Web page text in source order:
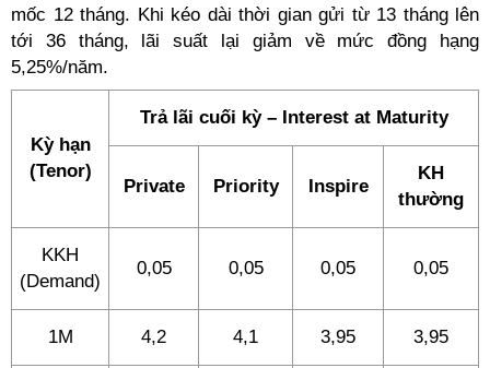
mốc 12 tháng. Khi kéo dài thời gian gửi từ 13 tháng lên
tới 36 tháng, lãi suất lại giảm về mức đồng hạng
5,25%/năm.
Kỳ hạn
(Tenor)
Trả lãi cuối kỳ – Interest at Maturity
Private Priority Inspire
KH
thường
KKH
(Demand)
0,05 0,05 0,05 0,05
1M 4,2 4,1 3,95 3,95